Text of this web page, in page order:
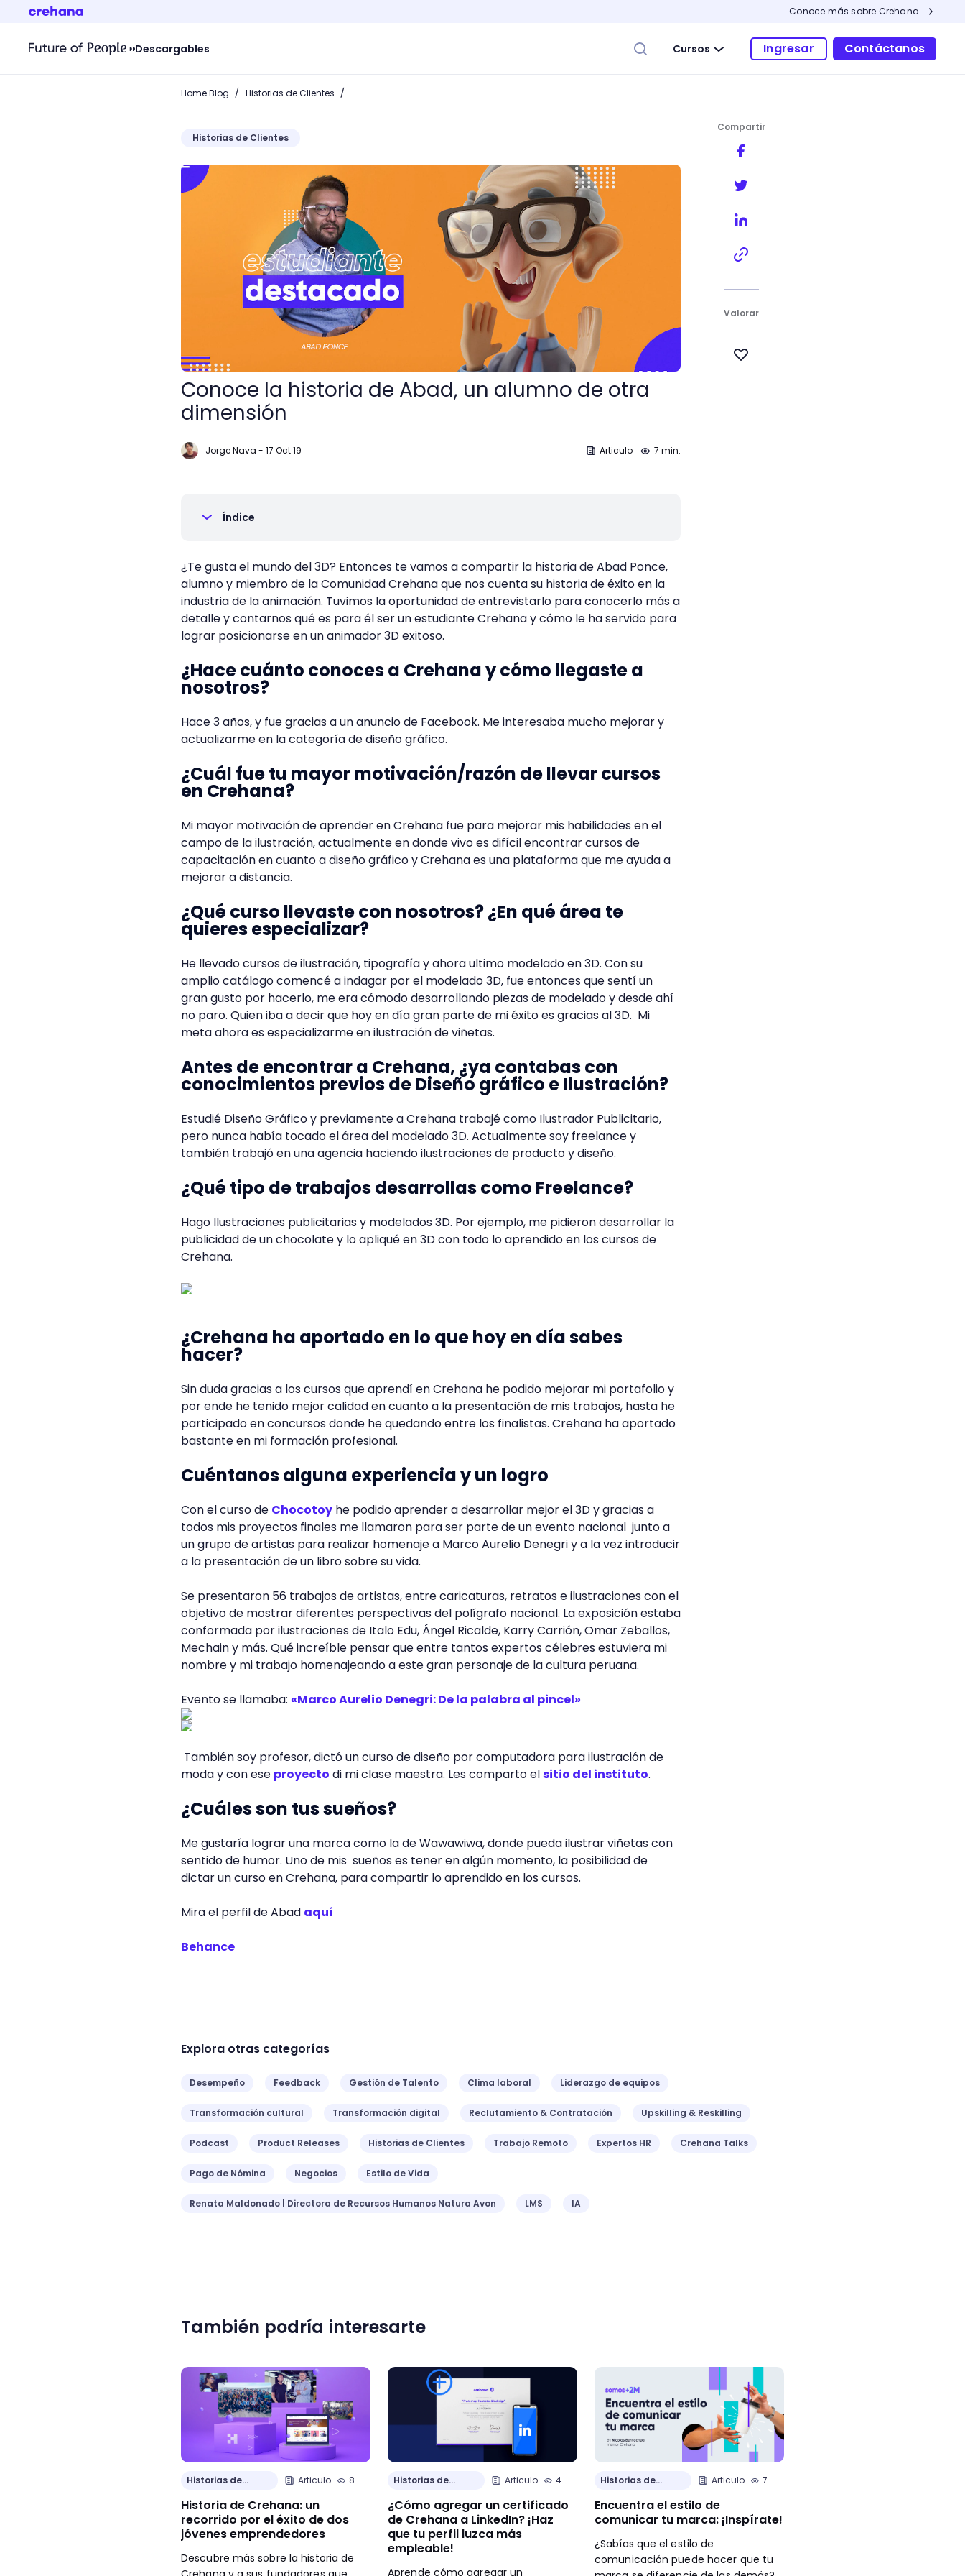
Conoce más sobre Crehana
Descargables Cursos Ingresar Contáctanos
Home Blog / Historias de Clientes /
Historias de Clientes
Conoce la historia de Abad, un alumno de otra dimensión
Conoce la historia de Abad, un alumno de otra
dimensión
Jorge Nava - 17 Oct 19 Articulo 7 min.
Índice
¿Te gusta el mundo del 3D? Entonces te vamos a compartir la historia de Abad Ponce,
alumno y miembro de la Comunidad Crehana que nos cuenta su historia de éxito en la
industria de la animación. Tuvimos la oportunidad de entrevistarlo para conocerlo más a
detalle y contarnos qué es para él ser un estudiante Crehana y cómo le ha servido para
lograr posicionarse en un animador 3D exitoso.
¿Hace cuánto conoces a Crehana y cómo llegaste a
nosotros?
Hace 3 años, y fue gracias a un anuncio de Facebook. Me interesaba mucho mejorar y
actualizarme en la categoría de diseño gráfico.
¿Cuál fue tu mayor motivación/razón de llevar cursos
en Crehana?
Mi mayor motivación de aprender en Crehana fue para mejorar mis habilidades en el
campo de la ilustración, actualmente en donde vivo es difícil encontrar cursos de
capacitación en cuanto a diseño gráfico y Crehana es una plataforma que me ayuda a
mejorar a distancia.
¿Qué curso llevaste con nosotros? ¿En qué área te
quieres especializar?
He llevado cursos de ilustración, tipografía y ahora ultimo modelado en 3D. Con su
amplio catálogo comencé a indagar por el modelado 3D, fue entonces que sentí un
gran gusto por hacerlo, me era cómodo desarrollando piezas de modelado y desde ahí
no paro. Quien iba a decir que hoy en día gran parte de mi éxito es gracias al 3D. Mi
meta ahora es especializarme en ilustración de viñetas.
Antes de encontrar a Crehana, ¿ya contabas con
conocimientos previos de Diseño gráfico e Ilustración?
Estudié Diseño Gráfico y previamente a Crehana trabajé como Ilustrador Publicitario,
pero nunca había tocado el área del modelado 3D. Actualmente soy freelance y
también trabajó en una agencia haciendo ilustraciones de producto y diseño.
¿Qué tipo de trabajos desarrollas como Freelance?
Hago Ilustraciones publicitarias y modelados 3D. Por ejemplo, me pidieron desarrollar la
publicidad de un chocolate y lo apliqué en 3D con todo lo aprendido en los cursos de
Crehana.
¿Crehana ha aportado en lo que hoy en día sabes
hacer?
Sin duda gracias a los cursos que aprendí en Crehana he podido mejorar mi portafolio y
por ende he tenido mejor calidad en cuanto a la presentación de mis trabajos, hasta he
participado en concursos donde he quedando entre los finalistas. Crehana ha aportado
bastante en mi formación profesional.
Cuéntanos alguna experiencia y un logro
Con el curso de Chocotoy he podido aprender a desarrollar mejor el 3D y gracias a
todos mis proyectos finales me llamaron para ser parte de un evento nacional junto a
un grupo de artistas para realizar homenaje a Marco Aurelio Denegri y a la vez introducir
a la presentación de un libro sobre su vida.
Se presentaron 56 trabajos de artistas, entre caricaturas, retratos e ilustraciones con el
objetivo de mostrar diferentes perspectivas del polígrafo nacional. La exposición estaba
conformada por ilustraciones de Italo Edu, Ángel Ricalde, Karry Carrión, Omar Zeballos,
Mechain y más. Qué increíble pensar que entre tantos expertos célebres estuviera mi
nombre y mi trabajo homenajeando a este gran personaje de la cultura peruana.
Evento se llamaba: «Marco Aurelio Denegri: De la palabra al pincel»
También soy profesor, dictó un curso de diseño por computadora para ilustración de
moda y con ese proyecto di mi clase maestra. Les comparto elsitio del instituto.
¿Cuáles son tus sueños?
Me gustaría lograr una marca como la de Wawawiwa, donde pueda ilustrar viñetas con
sentido de humor. Uno de mis sueños es tener en algún momento, la posibilidad de
dictar un curso en Crehana, para compartir lo aprendido en los cursos.
Mira el perfil de Abad aquí
Behance
Compartir
Valorar
Explora otras categorías
Desempeño Feedback Gestión de Talento Clima laboral Liderazgo de equipos
Transformación cultural Transformación digital Reclutamiento & Contratación Upskilling & Reskilling
Podcast Product Releases Historias de Clientes Trabajo Remoto Expertos HR Crehana Talks
Pago de Nómina Negocios Estilo de Vida
Renata Maldonado | Directora de Recursos Humanos Natura Avon LMS IA
También podría interesarte
Historias de
Articulo
8
Historia de Crehana: un
recorrido por el éxito de dos
jóvenes emprendedores
Descubre más sobre la historia de
Historias de
Articulo
4
¿Cómo agregar un certificado
de Crehana a LinkedIn? ¡Haz
que tu perfil luzca más
empleable!
Aprende cómo agregar un
Historias de
Articulo
7
Encuentra el estilo de
comunicar tu marca: ¡Inspírate!
¿Sabías que el estilo de
comunicación puede hacer que tu